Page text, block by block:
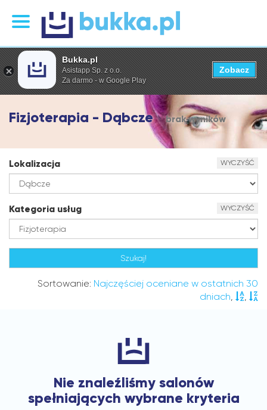
Fizjoterapia - Dąbcze brak wyników
Lokalizacja WYCZYŚĆ
Kategoria usług WYCZYŚĆ
Sortowanie: Najczęściej oceniane w ostatnich 30
dniach, ,
Nie znaleźliśmy salonów
spełniających wybrane kryteria
Bukka.pl
Asistapp Sp. z o.o.
Za darmo - w Google Play
Zobacz